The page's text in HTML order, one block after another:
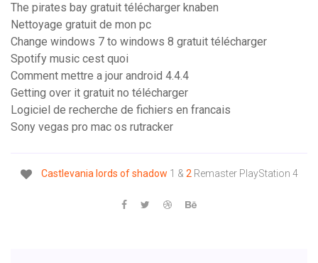
The pirates bay gratuit télécharger knaben
Nettoyage gratuit de mon pc
Change windows 7 to windows 8 gratuit télécharger
Spotify music cest quoi
Comment mettre a jour android 4.4.4
Getting over it gratuit no télécharger
Logiciel de recherche de fichiers en francais
Sony vegas pro mac os rutracker
Castlevania lords of shadow 1 & 2Remaster PlayStation 4